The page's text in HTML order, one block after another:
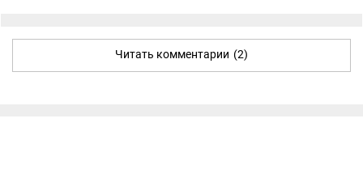
Читать комментарии (2)